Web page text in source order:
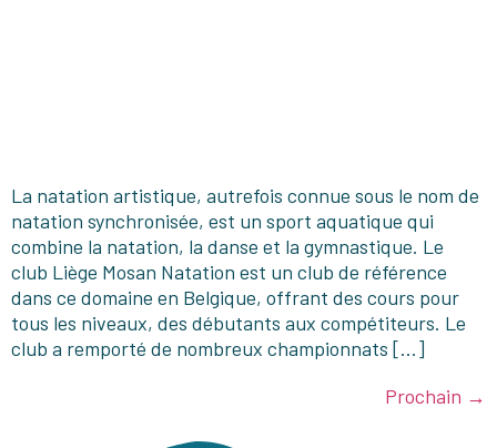
La natation artistique, autrefois connue sous le nom de
natation synchronisée, est un sport aquatique qui
combine la natation, la danse et la gymnastique. Le
club Liège Mosan Natation est un club de référence
dans ce domaine en Belgique, offrant des cours pour
tous les niveaux, des débutants aux compétiteurs. Le
club a remporté de nombreux championnats […]
Prochain →